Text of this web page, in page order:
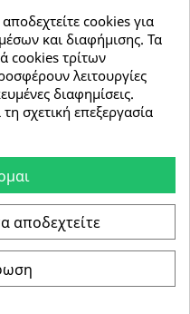
οι πρώτοι που θα
εκπτώσεις
cookies για
και διαφήμισης. Τα
cookies τρίτων
λειτουργίες
διαφημίσεις.
σχετική επεξεργασία
αποδεχτείτε